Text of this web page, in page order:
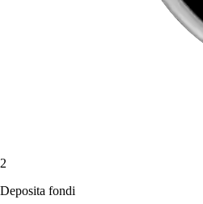
2
Deposita fondi